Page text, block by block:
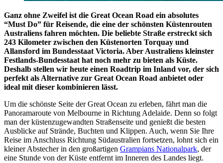
Ganz ohne Zweifel ist die Great Ocean Road ein absolutes
“Must Do” für Reisende, die eine der schönsten Küstenrouten
Australiens fahren möchten. Die beliebte Straße erstreckt sich
243 Kilometer zwischen den Küstenorten Torquay und
Allansford im Bundesstaat Victoria. Aber Australiens kleinster
Festlands-Bundesstaat hat noch mehr zu bieten als Küste.
Deshalb stellen wir heute einen Roadtrip im Inland vor, der sich
perfekt als Alternative zur Great Ocean Road anbietet oder
ideal mit dieser kombinieren lässt.
Um die schönste Seite der Great Ocean zu erleben, fährt man die
Panoramaroute von Melbourne in Richtung Adelaide. Denn so folgt
man der küstenzugewandten Straßenseite und genießt die besten
Ausblicke auf Strände, Buchten und Klippen. Auch, wenn Sie Ihre
Reise im Anschluss Richtung Südaustralien fortsetzen, lohnt sich ein
kleiner Abstecher in den großartigen Grampians Nationalpark, der
eine Stunde von der Küste entfernt im Inneren des Landes liegt.